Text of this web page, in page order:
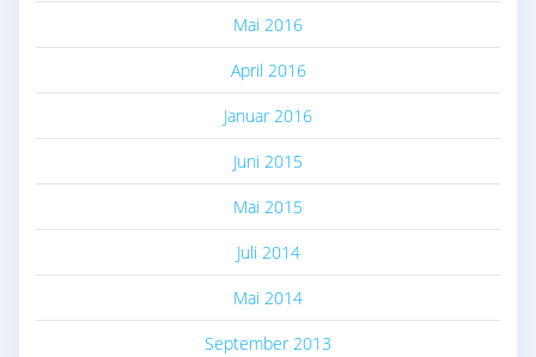
Mai 2016
April 2016
Januar 2016
Juni 2015
Mai 2015
Juli 2014
Mai 2014
September 2013